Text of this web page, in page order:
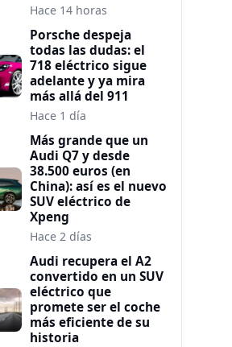
Hace 14 horas
Porsche despeja
todas las dudas: el
718 eléctrico sigue
adelante y ya mira
más allá del 911
Hace 1 día
Más grande que un
Audi Q7 y desde
38.500 euros (en
China): así es el nuevo
SUV eléctrico de
Xpeng
Hace 2 días
Audi recupera el A2
convertido en un SUV
eléctrico que
promete ser el coche
más eficiente de su
historia